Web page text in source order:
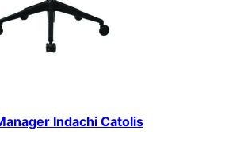
Indachi Catolis